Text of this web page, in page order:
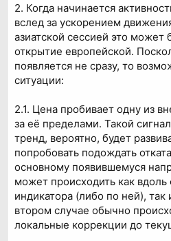
2. Когда начинается
вслед за ускорением
азиатской сессией это может
открытие европейской.
появляется не сразу, то
ситуации:
2.1. Цена пробивает одну из
за её пределами. Такой
тренд, вероятно, будет
попробовать подождать
основному появившемуся
может происходить как
индикатора (либо по ней),
втором случае обычно
локальные коррекции до